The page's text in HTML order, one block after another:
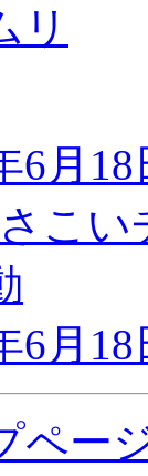
6月
こい
6月
ペー